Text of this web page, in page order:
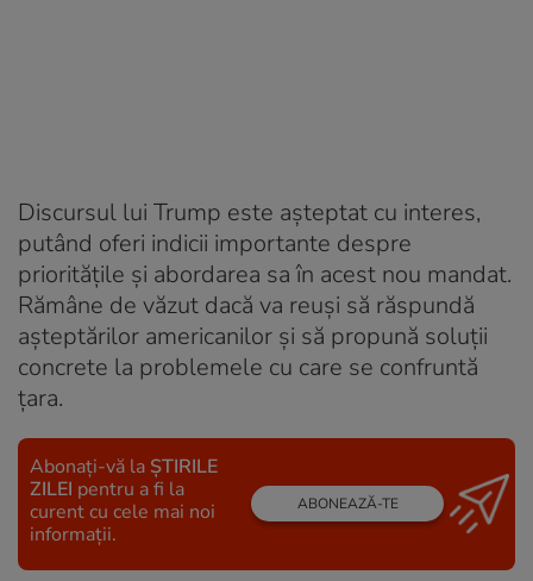
Discursul lui Trump este așteptat cu interes,
putând oferi indicii importante despre
prioritățile și abordarea sa în acest nou mandat.
Rămâne de văzut dacă va reuși să răspundă
așteptărilor americanilor și să propună soluții
concrete la problemele cu care se confruntă
țara.
Abonați-vă la ȘTIRILE
ZILEI pentru a fi la
curent cu cele mai noi
informații.
ABONEAZĂ-TE